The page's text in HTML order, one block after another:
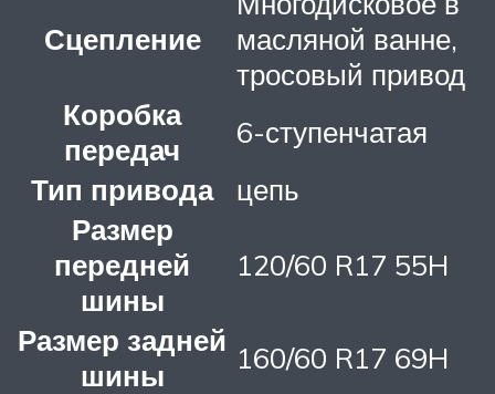
Сцепление
масляной ванне,
тросовый привод
Коробка
передач
6-ступенчатая
Тип привода
цепь
Размер
передней
шины
120/60 R17 55H
Размер задней
шины
160/60 R17 69H